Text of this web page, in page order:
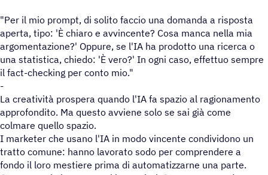
"Per il mio prompt, di solito faccio una domanda a risposta
aperta, tipo: 'È chiaro e avvincente? Cosa manca nella mia
argomentazione?' Oppure, se l'IA ha prodotto una ricerca o
una statistica, chiedo: 'È vero?' In ogni caso, effettuo sempre
il fact-checking per conto mio."
-
La creatività prospera quando l'IA fa spazio al ragionamento
approfondito. Ma questo avviene solo se sai già come
colmare quello spazio.
I marketer che usano l'IA in modo vincente condividono un
tratto comune: hanno lavorato sodo per comprendere a
fondo il loro mestiere prima di automatizzarne una parte.